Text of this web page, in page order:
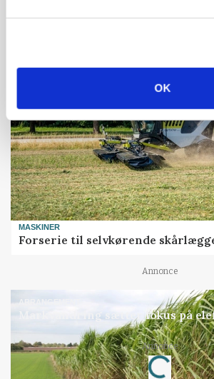
OK
MASKINER
Forserie til selvkørende
Annonce
ARRANGEMENT
Markvandring sætter fokus på
Annonce
Loading...